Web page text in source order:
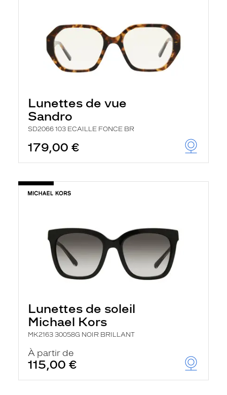
Lunettes de vue
Sandro
SD2066 103 ECAILLE FONCE BR
179,00 €
Lunettes de soleil
Michael Kors
MK2163 30058G NOIR BRILLANT
À partir de
115,00 €